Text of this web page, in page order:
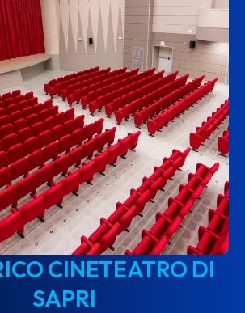
CINETEATRO DI
SAPRI